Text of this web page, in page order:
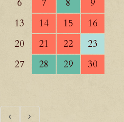
6 7 8
9
13 14 15
16
20 21 22
23
27 28 29
30
‹ ›